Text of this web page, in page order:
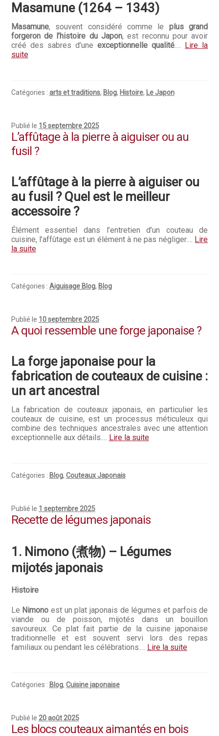
Trouver mon couteau
Trouver mon magasin
Masamune (1264 – 1343)
Masamune, souvent considéré comme le plus grand
forgeron de l’histoire du Japon, est reconnu pour avoir
créé des sabres d’uneexceptionnelle qualité.…
Lire la
suite
Catégories : arts et traditions, Blog, Histoire, Le Japon
Publié le 15 septembre 2025
L’affûtage à la pierre à aiguiser ou au
fusil ?
L’affûtage à la pierre à aiguiser ou
au fusil ?Quel est le meilleur
accessoire ?
Élément essentiel dans l’entretien d’un couteau de
cuisine, l’affûtage est un élément à ne pas négliger.… Lire
la suite
Catégories : Aiguisage Blog, Blog
Publié le 10 septembre 2025
A quoi ressemble une forge japonaise ?
La forge japonaise pour la
fabrication de couteaux de cuisine :
un art ancestral
La fabrication de couteaux japonais, en particulier les
couteaux de cuisine, est un processus méticuleux qui
combine des techniques ancestrales avec une attention
exceptionnelle aux détails.… Lire la suite
Catégories : Blog, Couteaux Japonais
Publié le 1 septembre 2025
Recette de légumes japonais
1. Nimono (煮物) – Légumes
mijotés japonais
Histoire
Le Nimono est un plat japonais de légumes et parfois de
viande ou de poisson, mijotés dans un bouillon
savoureux. Ce plat fait partie de la cuisine japonaise
traditionnelle et est souvent servi lors des repas
familiaux ou pendant les célébrations.… Lire la suite
Catégories : Blog, Cuisine japonaise
Publié le 20 août 2025
Les blocs couteaux aimantés en bois